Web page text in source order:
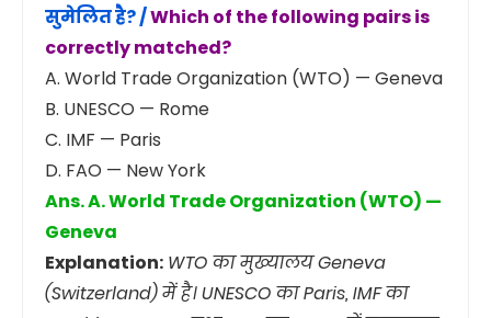
सुमेलित है? /Which of the following pairs is
correctly matched?
A. World Trade Organization (WTO) — Geneva
B. UNESCO — Rome
C. IMF — Paris
D. FAO — New York
Ans. A. World Trade Organization (WTO) —
Geneva
Explanation: WTO का मुख्यालय Geneva
(Switzerland) में है। UNESCO का Paris, IMF का